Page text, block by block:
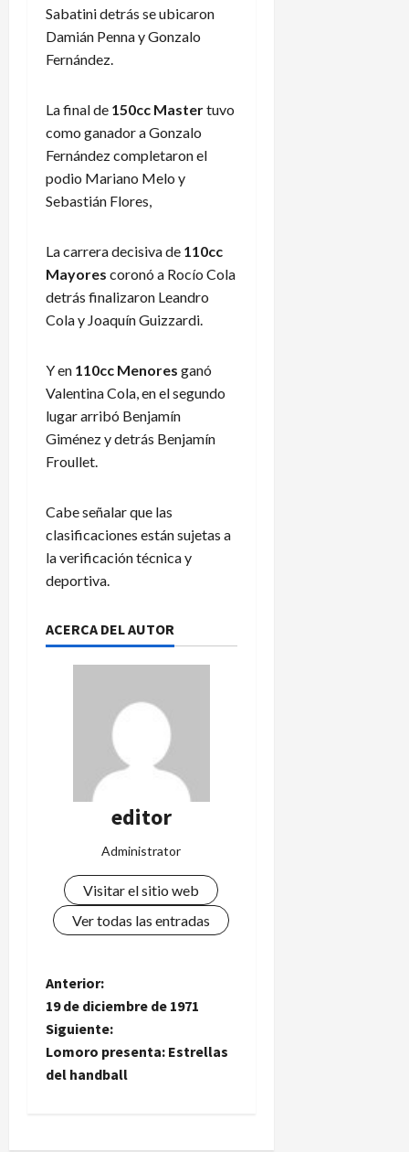
Sabatini detrás se ubicaron
Damián Penna y Gonzalo
Fernández.
La final de 150cc Mastertuvo
como ganador a Gonzalo
Fernández completaron el
podio Mariano Melo y
Sebastián Flores,
La carrera decisiva de 110cc
Mayores coronó a Rocío Cola
detrás finalizaron Leandro
Cola y Joaquín Guizzardi.
Y en 110cc Menores ganó
Valentina Cola, en el segundo
lugar arribó Benjamín
Giménez y detrás Benjamín
Froullet.
Cabe señalar que las
clasificaciones están sujetas a
la verificación técnica y
deportiva.
ACERCA DEL AUTOR
editor
Administrator
Visitar el sitio web
Ver todas las entradas
N
a
v
g
Anterior:
19 de diciembre de 1971
Siguiente:
Lomoro presenta: Estrellas
del handball